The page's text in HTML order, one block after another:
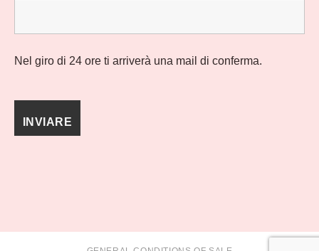
Nel giro di 24 ore ti arriverà una mail di conferma.